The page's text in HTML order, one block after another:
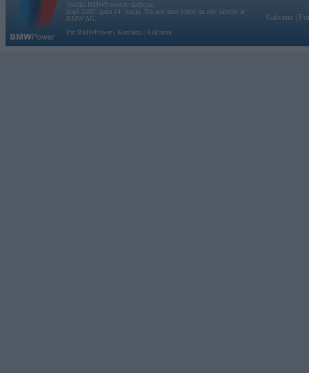
Vortāls BMWPower.lv darbojas
kopš 2002. gada 14. maija. Tas nav auto klubs un nav saistīts ar
BMW AG.
Par BMWPower
Kontakti Reklāma
Galvena